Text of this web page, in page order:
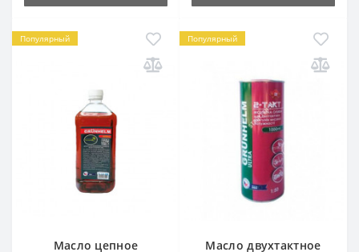
Популярный
Масло цепное
Популярный
Масло двухтактное